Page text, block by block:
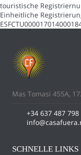
touristische
Einheitliche
Mas Tomasi 455A,
+34 637 487 798
SCHNELLE LINKS